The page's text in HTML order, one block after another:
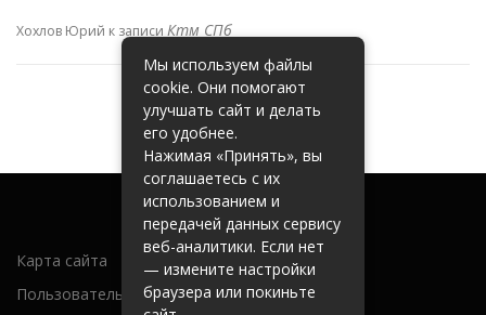
Хохлов Юрий к записи Ктм СПб
Карта сайта
Пользовательское соглашение
Мы используем файлы
cookie. Они помогают
улучшать сайт и делать
его удобнее.
Нажимая «Принять», вы
соглашаетесь с их
использованием и
передачей данных сервису
веб-аналитики. Если нет
— измените настройки
браузера или покиньте